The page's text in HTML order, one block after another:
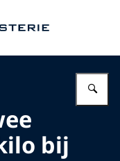
bij